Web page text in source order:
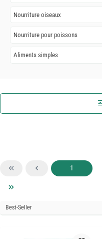
Nourriture oiseaux
Nourriture pour poissons
Aliments simples
Page
1